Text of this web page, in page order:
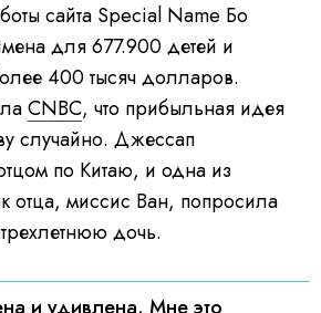
сайта Special Name Бо
для 677.900 детей и
400 тысяч долларов.
CNBC, что прибыльная идея
случайно. Джессап
по Китаю, и одна из
отца, миссис Ван, попросила
дочь.